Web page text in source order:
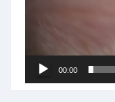
00:00